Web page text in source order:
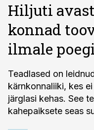
Hiljuti
konnad
ilmale
Teadlased on
kärnkonnaliiki, kes
järglasi kehas. See
kahepaiksete seas